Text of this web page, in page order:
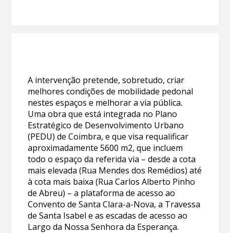
A intervenção pretende, sobretudo, criar
melhores condições de mobilidade pedonal
nestes espaços e melhorar a via pública.
Uma obra que está integrada no Plano
Estratégico de Desenvolvimento Urbano
(PEDU) de Coimbra, e que visa requalificar
aproximadamente 5600 m2, que incluem
todo o espaço da referida via – desde a cota
mais elevada (Rua Mendes dos Remédios) até
à cota mais baixa (Rua Carlos Alberto Pinho
de Abreu) – a plataforma de acesso ao
Convento de Santa Clara-a-Nova, a Travessa
de Santa Isabel e as escadas de acesso ao
Largo da Nossa Senhora da Esperança.